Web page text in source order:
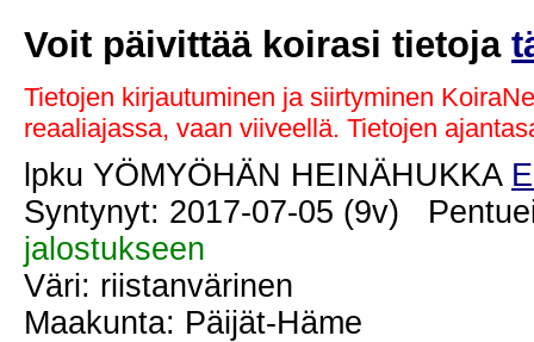
Voit päivittää koirasi tietoja
Tietojen kirjautuminen ja siirtyminen
reaaliajassa, vaan viiveellä. Tietojen
lpku YÖMYÖHÄN HEINÄHUKKA
Syntynyt: 2017-07-05 (9v)
jalostukseen
Väri: riistanvärinen
Maakunta: Päijät-Häme